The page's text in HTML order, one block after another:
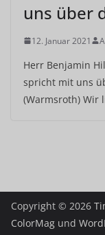
uns über
12. Januar 2021
Herr Benjamin
spricht mit uns
(Warmsroth) Wir
Copyright © 2026
ColorMag und